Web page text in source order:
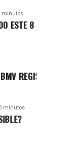
minutos
AGOSTO
AVANCE AL
minutos